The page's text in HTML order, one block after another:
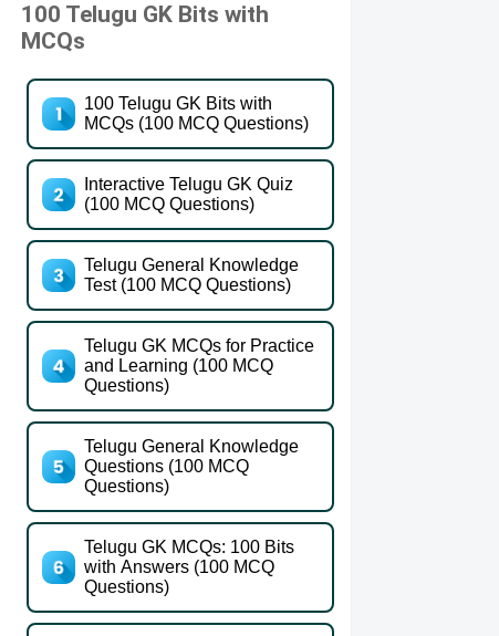
100 Telugu GK Bits with
MCQs
100 Telugu GK Bits with
MCQs (100 MCQ Questions)
Interactive Telugu GK Quiz
(100 MCQ Questions)
Telugu General Knowledge
Test (100 MCQ Questions)
Telugu GK MCQs for Practice
and Learning (100 MCQ
Questions)
Telugu General Knowledge
Questions (100 MCQ
Questions)
Telugu GK MCQs: 100 Bits
with Answers (100 MCQ
Questions)